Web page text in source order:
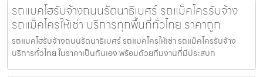
รถแบคโฮรับจ้างถนนรัตนาธิเบศร์ รถแม็คโครรับจ้าง
รถแม็คโครให้เช่า บริการทุกพื้นที่ทั่วไทย ราคาถูก
รถแบคโฮรับจ้างถนนรัตนาธิเบศร์ รถแมคโครให้เช่า รถแม็คโครรับจ้าง
บริการทั่วไทย ในราคาเป็นกันเอง พร้อมด้วยทีมงานที่มีประสบก